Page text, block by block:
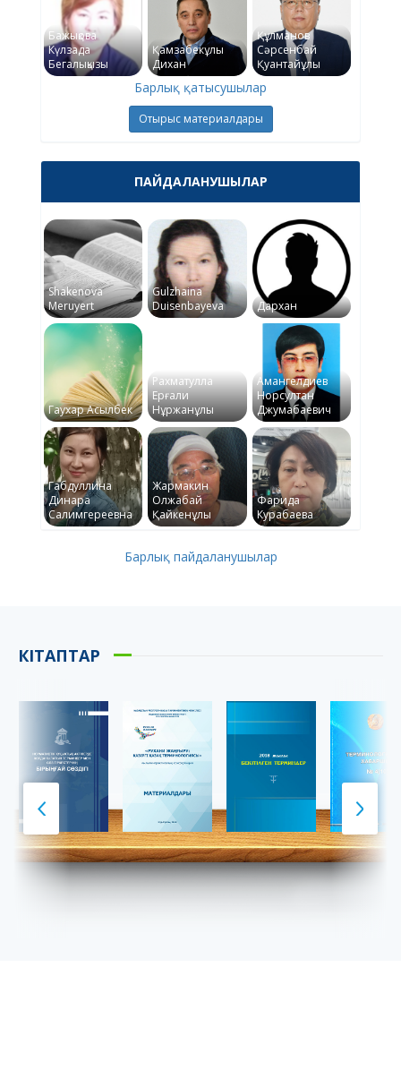
Бажықова
Күлзада
Бегалықызы
Қамзабекұлы
Дихан
Құлманов
Сәрсенбай
Қуантайұлы
Барлық қатысушылар
Отырыс материалдары
ПАЙДАЛАНУШЫЛАР
Shakenova
Meruyert
Gulzhaina
Duisenbayeva
Дархан
Гаухар Асылбек
Рахматулла
Ерғали
Нұржанұлы
Амангелдиев
Норсултан
Джумабаевич
Габдуллина
Динара
Салимгереевна
Жармакин
Олжабай
Қайкенұлы
Фарида
Курабаева
Барлық пайдаланушылар
КІТАПТАР